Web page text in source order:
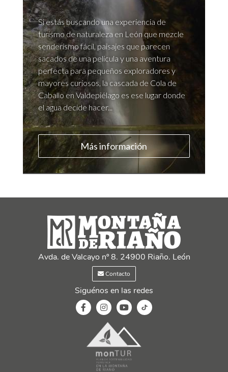
Si estás buscando una experiencia de
turismo de naturaleza en León que mezcle
senderismo fácil, paisajes que parecen
sacados de una película y una aventura
perfecta para pequeños exploradores y
mayores curiosos, la cascada de Cola de
Caballo en Valdepiélago es ese lugar donde
el agua decide hacer...
Más información
Avda. de Valcayo nº 8. 24900 Riaño. León
Contacto
Siguénos en las redes